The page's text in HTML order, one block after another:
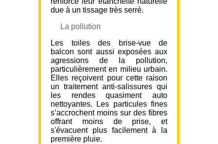
due à un tissage très serré.
La pollution
Les toiles des brise-vue de
balcon sont aussi exposées aux
agressions de la pollution,
particulièrement en milieu urbain.
Elles reçoivent pour cette raison
un traitement anti-salissures qui
les rendes quasiment auto
nettoyantes. Les particules fines
s’accrochent moins sur des fibres
offrant moins de prise, et
s'évacuent plus facilement à la
première pluie.